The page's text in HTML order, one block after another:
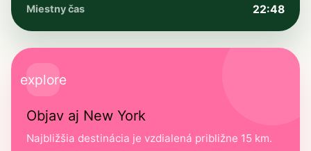
Miestny čas 22:48
explore
Objav aj New York
Najbližšia destinácia je vzdialená približne 15 km.